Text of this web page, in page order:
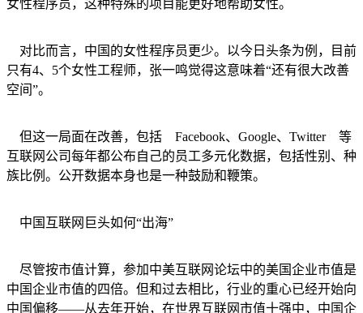
女性程序员，这种特殊的项目能更好地帮助女性。
对比而言，中国的女性程序员更少。以今日头条为例，目前
只有4、5个女性工程师，张一鸣觉得这意味着“还有很大改善
空间”。
但这一局面在改善，包括 Facebook、Google、Twitter 等
互联网公司每年都公布自己的员工多元化数据，包括性别、种
族比例。公开数据本身也是一种鼓励和鞭策。
中国互联网巨头如何“出海”
尽管按市值计算，参加中美互联网论坛中的美国企业市值是
中国企业市值的四倍。但和过去相比，行业的重心已经开始向
中国偏移——从去年开始，在世界互联网市值十强中，中国企